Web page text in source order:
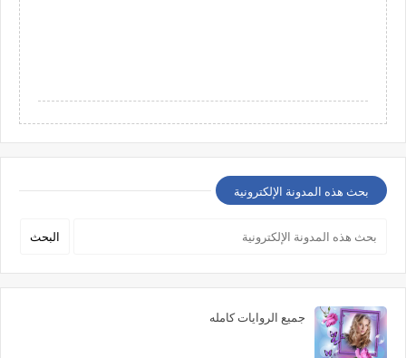
بحث هذه المدونة الإلكترونية
جميع الروايات كامله